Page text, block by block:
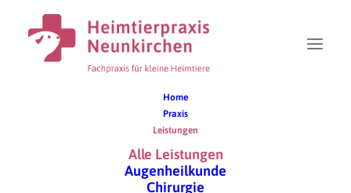
Home
Praxis
Leistungen
Alle Leistungen
Augenheilkunde
Chirurgie